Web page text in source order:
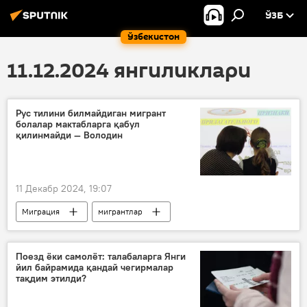
Ўзбекистон
ЎЗБ
11.12.2024 янгиликлари
Рус тилини билмайдиган мигрант
болалар мактабларга қабул
қилинмайди — Володин
11 Декабр 2024, 19:07
Миграция
мигрантлар
мактаб
болалар
рус тили
Вячеслав Володин
Поезд ёки самолёт: талабаларга Янги
йил байрамида қандай чегирмалар
тақдим этилди?